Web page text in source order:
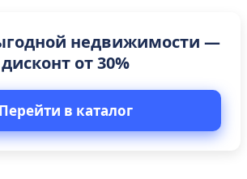
недвижимости —
дисконт от 30%
Перейти в каталог